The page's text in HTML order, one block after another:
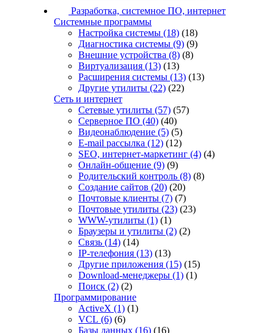
Разработка, системное ПО, интернет
Системные программы
Настройка системы (18) (18)
Диагностика системы (9) (9)
Внешние устройства (8) (8)
Виртуализация (13) (13)
Расширения системы (13) (13)
Другие утилиты (22) (22)
Сеть и интернет
Сетевые утилиты (57) (57)
Серверное ПО (40) (40)
Видеонаблюдение (5) (5)
E-mail рассылка (12) (12)
SEO, интернет-маркетинг (4) (4)
Онлайн-общение (9) (9)
Родительский контроль (8) (8)
Создание сайтов (20) (20)
Почтовые клиенты (7) (7)
Почтовые утилиты (23) (23)
WWW-утилиты (1) (1)
Браузеры и утилиты (2) (2)
Связь (14) (14)
IP-телефония (13) (13)
Другие приложения (15) (15)
Download-менеджеры (1) (1)
Поиск (2) (2)
Программирование
ActiveX (1) (1)
VCL (6) (6)
Базы данных (16) (16)